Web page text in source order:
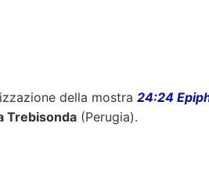
della mostra 24:24
Trebisonda (Perugia).